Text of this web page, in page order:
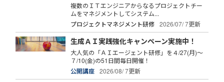
複数のＩＴエンジニアからなるプロジェクトチー
ムをマネジメントしてシステム...
プロジェクトマネジメント研修
2026/07/ 7更新
生成ＡＩ実践強化キャンペーン実施中！
大人気の「ＡＩエージェント研修」を４/27(月)～
７/10(金)の51日間毎日開催！
公開講座
2026/08/ 7更新